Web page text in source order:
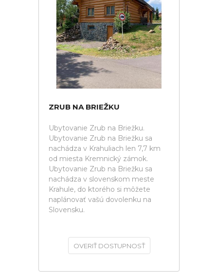
ZRUB NA BRIEŽKU
Ubytovanie Zrub na Briežku.
Ubytovanie Zrub na Briežku sa
nachádza v Krahuliach len 7,7 km
od miesta Kremnický zámok.
Ubytovanie Zrub na Briežku sa
nachádza v slovenskom meste
Krahule, do ktorého si môžete
naplánovať vašú dovolenku na
Slovensku.
OVERIŤ DOSTUPNOSŤ